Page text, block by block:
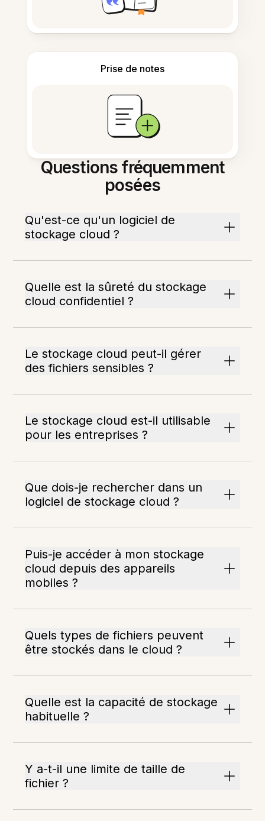
Prise de notes
Questions fréquemment
posées
Qu'est-ce qu'un logiciel de
stockage cloud ?
Quelle est la sûreté du stockage
cloud confidentiel ?
Le stockage cloud peut-il gérer
des fichiers sensibles ?
Le stockage cloud est-il utilisable
pour les entreprises ?
Que dois-je rechercher dans un
logiciel de stockage cloud ?
Puis-je accéder à mon stockage
cloud depuis des appareils
mobiles ?
Quels types de fichiers peuvent
être stockés dans le cloud ?
Quelle est la capacité de stockage
habituelle ?
Y a-t-il une limite de taille de
fichier ?